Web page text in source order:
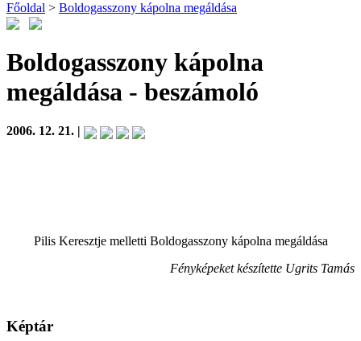
Főoldal > Boldogasszony kápolna megáldása
Boldogasszony kápolna
megáldása - beszámoló
2006. 12. 21. |
Pilis Keresztje melletti Boldogasszony kápolna megáldása
Fényképeket készítette Ugrits Tamás
Képtár